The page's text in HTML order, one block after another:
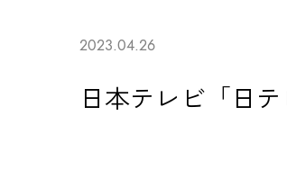
2023.04.26
日本テレビ「日